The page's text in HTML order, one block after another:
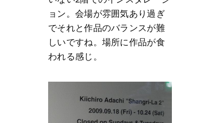
ョン。会場が雰囲気あり過ぎ
でそれと作品のバランスが難
しいですね。場所に作品が食
われる感じ。